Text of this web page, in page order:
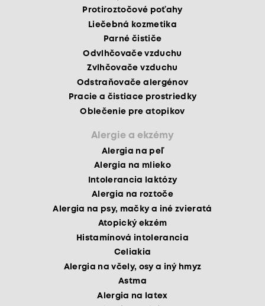
Protiroztočové poťahy
Liečebná kozmetika
Parné čističe
Odvlhčovače vzduchu
Zvlhčovače vzduchu
Odstraňovače alergénov
Pracie a čistiace prostriedky
Oblečenie pre atopikov
Alergie a ekzémy
Alergia na peľ
Alergia na mlieko
Intolerancia laktózy
Alergia na roztoče
Alergia na psy, mačky a iné zvieratá
Atopický ekzém
Histamínová intolerancia
Celiakia
Alergia na včely, osy a iný hmyz
Astma
Alergia na latex